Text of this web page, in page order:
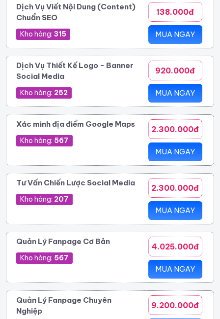
Dịch Vụ Viết Nội Dung (Content)
Chuẩn SEO
Kho hàng: 315
138.000đ
MUA NGAY
Dịch Vụ Thiết Kế Logo - Banner
Social Media
Kho hàng: 252
920.000đ
MUA NGAY
Xác minh địa điểm Google Maps
Kho hàng: 567
2.300.000đ
MUA NGAY
Tư Vấn Chiến Lược Social Media
Kho hàng: 207
2.300.000đ
MUA NGAY
Quản Lý Fanpage Cơ Bản
Kho hàng: 567
4.025.000đ
MUA NGAY
Quản Lý Fanpage Chuyên
Nghiệp
9.200.000đ